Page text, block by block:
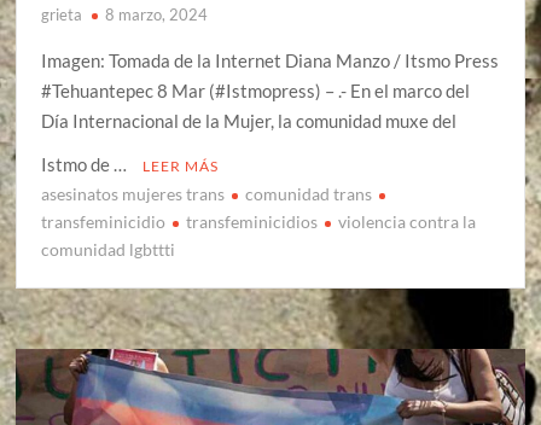
grieta 8 marzo, 2024
Imagen: Tomada de la Internet Diana Manzo / Itsmo Press
#Tehuantepec 8 Mar (#Istmopress) – .- En el marco del
Día Internacional de la Mujer, la comunidad muxe del
Istmo de …
LEER MÁS
asesinatos mujeres trans
comunidad trans
transfeminicidio
transfeminicidios
violencia contra la
comunidad lgbttti